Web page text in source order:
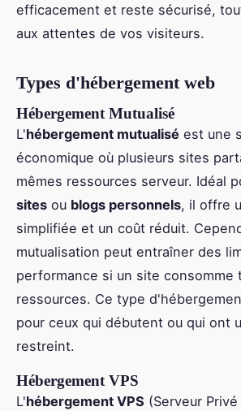
efficacement et reste sécurisé,
aux attentes de vos visiteurs.
Types d'hébergement web
Hébergement Mutualisé
L'hébergement mutualisé est une
économique où plusieurs sites
mêmes ressources serveur. Idéal
sites ou blogs personnels, il offre
simplifiée et un coût réduit.
mutualisation peut entraîner des
performance si un site consomme
ressources. Ce type
pour ceux qui débutent ou qui ont
restreint.
Hébergement VPS
L'hébergement VPS (Serveur